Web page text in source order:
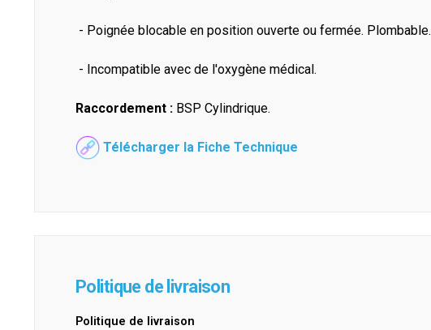
- Poignée blocable en position ouverte ou fermée. Plombable.
- Incompatible avec de l'oxygène médical.
Raccordement : BSP Cylindrique.
Télécharger la Fiche Technique
Politique de livraison
Politique de livraison